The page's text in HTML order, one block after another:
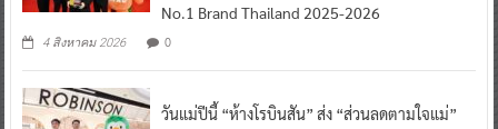
No.1 Brand Thailand 2025-2026
4 สิงหาคม 2026 0
วันแม่ปีนี้ “ห้างโรบินสัน” ส่ง “ส่วนลดตามใจแม่”